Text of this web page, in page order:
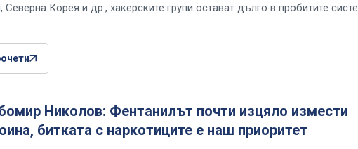
Северна Корея и др., хакерските групи остават дълго в пробитите
Николов: Фентанилът почти изцяло измести
битката с наркотиците е наш приоритет